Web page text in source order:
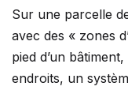
Sur une parcelle
avec des « zones
pied d’un
endroits, un